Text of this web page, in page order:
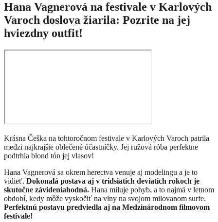
Hana Vagnerová na festivale v Karlových
Varoch doslova žiarila: Pozrite na jej
hviezdny outfit!
Krásna Češka na tohtoročnom festivale v Karlových Varoch patrila
medzi najkrajšie oblečené účastníčky. Jej ružová róba perfektne
podtrhla blond tón jej vlasov!
Hana Vagnerová sa okrem herectva venuje aj modelingu a je to
vidieť. Dokonalá postava aj v tridsiatich deviatich rokoch je
skutočne závideniahodná. Hana miluje pohyb, a to najmä v letnom
období, kedy môže vyskočiť na vlny na svojom milovanom surfe.
Perfektnú postavu predviedla aj na Medzinárodnom filmovom
festivale!